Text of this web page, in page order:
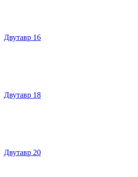
Двутавр 16
Двутавр 18
Двутавр 20